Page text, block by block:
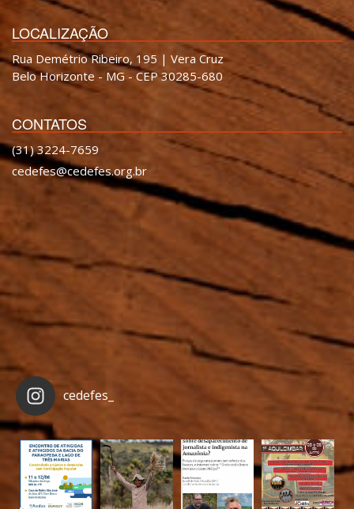
LOCALIZAÇÃO
Rua Demétrio Ribeiro, 195 | Vera Cruz
Belo Horizonte - MG - CEP 30285-680
CONTATOS
(31) 3224-7659
cedefes@cedefes.org.br
cedefes_